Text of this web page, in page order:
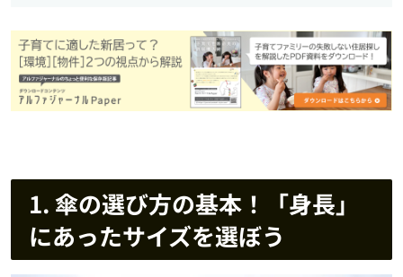
1. 傘の選び方の基本！「身長」
にあったサイズを選ぼう